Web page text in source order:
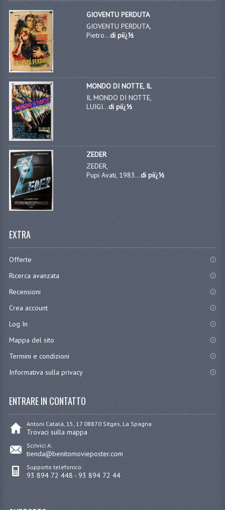
GIOVENTU PERDUTA
GIOVENTU PERDUTA,
Pietro...di piï¿½
MONDO DI NOTTE, IL
IL MONDO DI NOTTE,
LUIGI...di piï¿½
ZEDER
ZEDER,
Pupi Avati, 1983...di piï¿½
EXTRA
Offerte
Ricerca avanzata
Recensioni
Crea account
Log In
Mappa del sito
Termini e condizioni
Informativa sulla privacy
ENTRARE IN CONTATTO
Antoni Catalá, 15, 17 08870 Sitges, La Spagna
Trovaci sulla mappa
Scrivici A:
tienda@benitomovieposter.com
Supporto telefonico:
93 894 72 448 - 93 894 72 44